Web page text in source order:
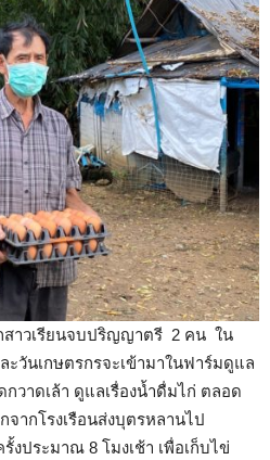
สาวเรียนจบปริญญาตรี 2 คน ใน
วันเกษตรกรจะเข้ามาในฟาร์มดูแล
วาดเล้า ดูแลเรื่องน้ำดื่มไก่ ตลอด
ากโรงเรือนส่งบุตรหลานไป
งประมาณ 8 โมงเช้า เพื่อเก็บไข่